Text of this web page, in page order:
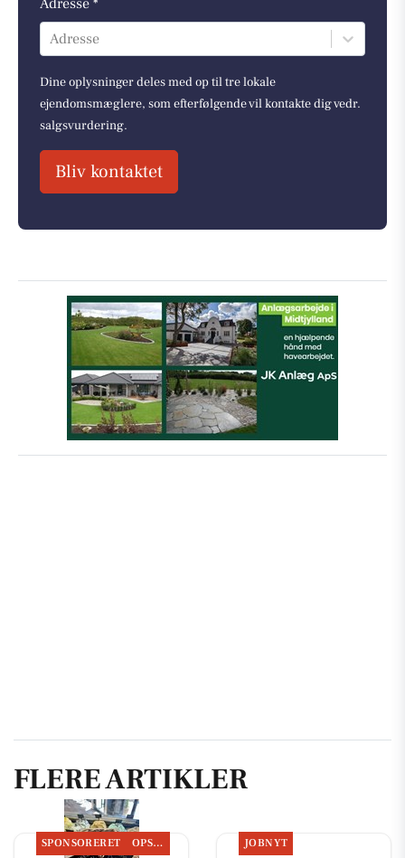
Adresse
Dine oplysninger deles med op til tre lokale
ejendomsmæglere, som efterfølgende vil kontakte dig vedr.
salgsvurdering.
Bliv kontaktet
FLERE ARTIKLER
SPONSORERET OPSLAGSTAVLEN JOBNYT